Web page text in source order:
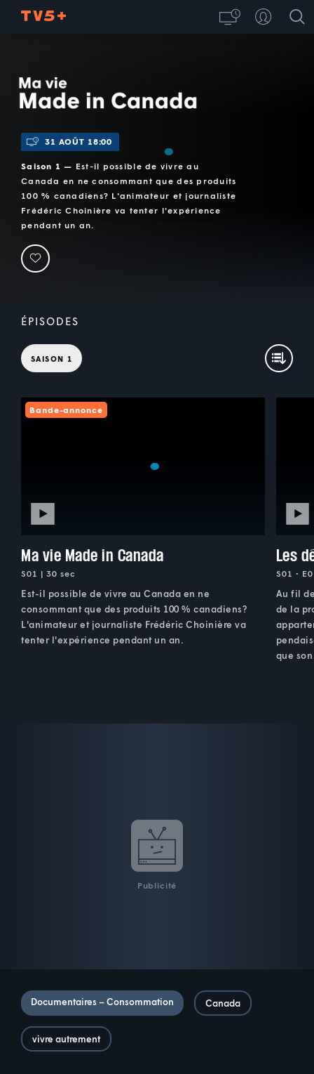
31 AOÛT 18:00
Saison 1 — Est-il possible de vivre au
Canada en ne consommant que des produits
100 % canadiens? L'animateur et journaliste
Frédéric Choinière va tenter l'expérience
pendant un an.
ÉPISODES
SAISON 1
Bande-annonce
Ma vie Made in Canada
S01 | 30 sec
Est-il possible de vivre au Canada en ne
consommant que des produits 100 % canadiens?
L'animateur et journaliste Frédéric Choinière va
tenter l'expérience pendant un an.
Les
S01 •
Au fil
de la
que
Publicité
Documentaires – Consommation Canada
vivre autrement